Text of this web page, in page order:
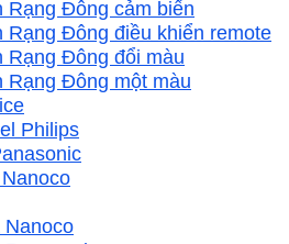
Rạng Đông cảm biến
Rạng Đông điều khiển remote
Rạng Đông đổi màu
Rạng Đông một màu
Philips